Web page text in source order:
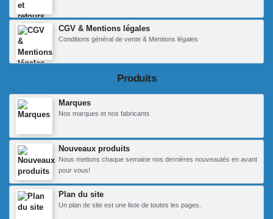
CGV & Mentions légales
Conditions général de vente & Mentions légales
Produits
Marques
Nos marques et nos fabricants
Nouveaux produits
Nous mettons chaque semaine nos dernières nouveautés en avant
pour vous!
Plan du site
Un plan de site est une liste de toutes les pages.